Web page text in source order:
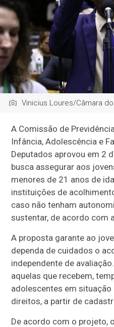
Vinicius Loures/Câmara
A Comissão de
Infância, Adolescência e
Deputados aprovou em 2
busca assegurar aos
menores de 21 anos de
instituições de
caso não tenham
sustentar, de acordo com
A proposta garante ao
dependa de cuidados o
independente de
aquelas que recebem,
adolescentes em
direitos, a partir de
De acordo com o projeto,